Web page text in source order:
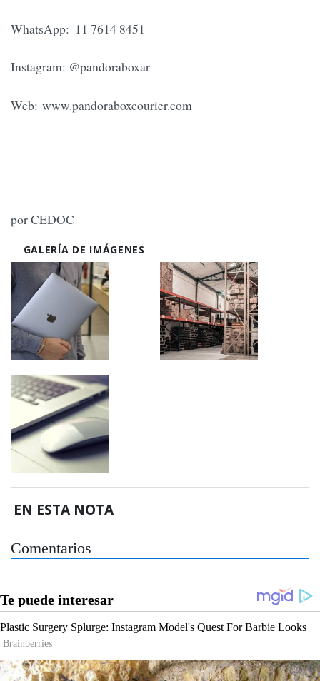
WhatsApp: ‪ 11 7614 8451
Instagram: @pandoraboxar
Web: www.pandoraboxcourier.com
por CEDOC
GALERÍA DE IMÁGENES
EN ESTA NOTA
Comentarios